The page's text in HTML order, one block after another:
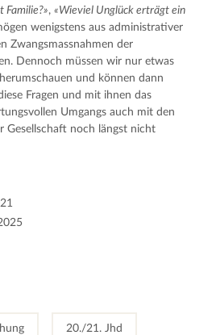
Familie?», «Wieviel Unglück erträgt ein
wenigstens aus administrativer
Zwangsmassnahmen der
Dennoch müssen wir nur etwas
und können dann
Fragen und mit ihnen das
Umgangs auch mit den
Gesellschaft noch längst nicht
20./21. Jhd